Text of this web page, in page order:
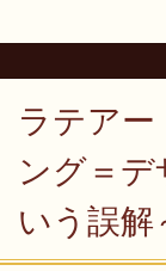
ラテア
ング＝デ
いう誤解